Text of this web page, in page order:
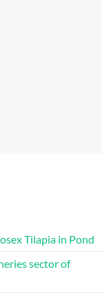
Tilapia in Pond
sector of